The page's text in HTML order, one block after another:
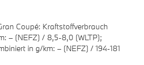
Coupé: Kraftstoffverbrauch
– (NEFZ) / 8,5-8,0 (WLTP);
in g/km: – (NEFZ) / 194-181